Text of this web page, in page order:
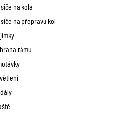
na kola
na přepravu kol
rámu